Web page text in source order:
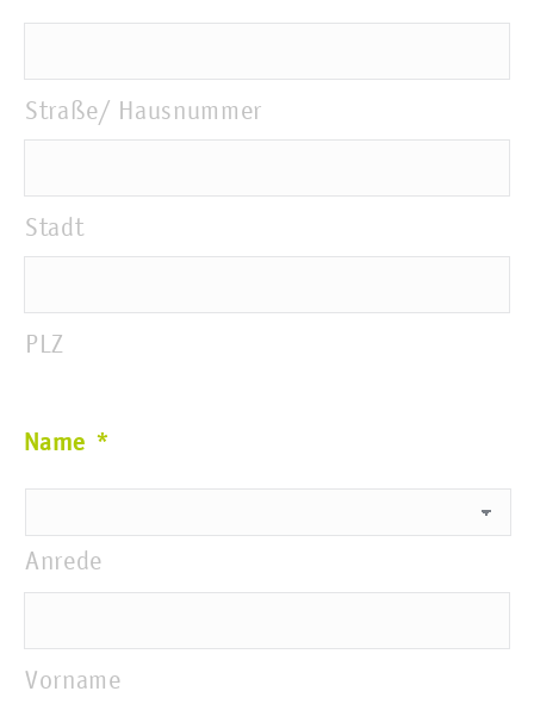
Straße/ Hausnummer
Stadt
PLZ
Name *
Anrede
Vorname